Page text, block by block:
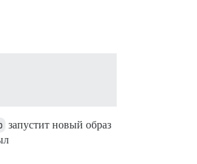
запустит новый образ